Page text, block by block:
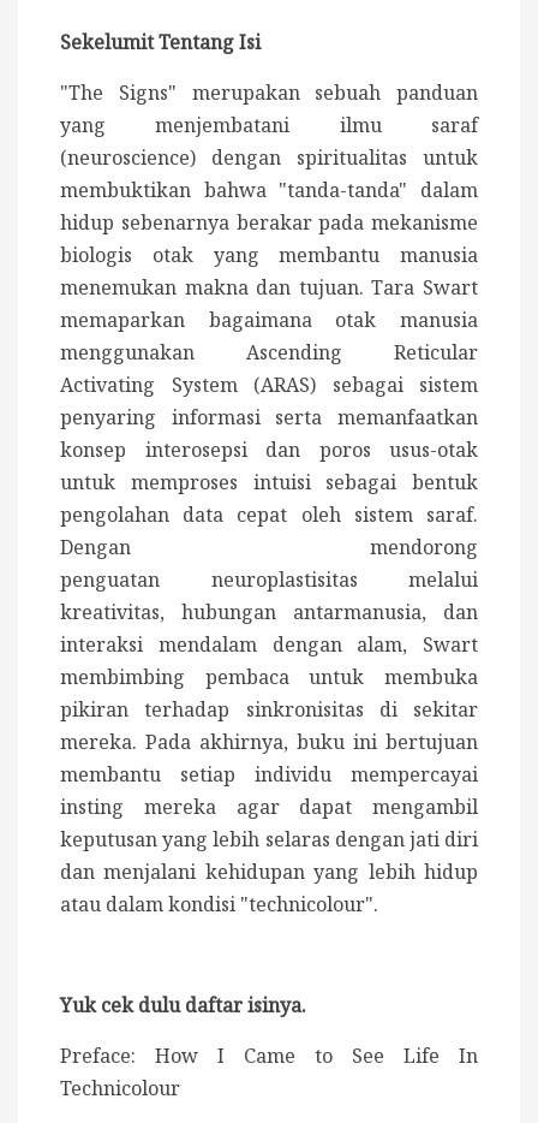
Sekelumit Tentang Isi
"The Signs" merupakan sebuah panduan
yang menjembatani ilmu saraf
(neuroscience) dengan spiritualitas untuk
membuktikan bahwa "tanda-tanda" dalam
hidup sebenarnya berakar pada mekanisme
biologis otak yang membantu manusia
menemukan makna dan tujuan. Tara Swart
memaparkan bagaimana otak manusia
menggunakan Ascending Reticular
Activating System (ARAS) sebagai sistem
penyaring informasi serta memanfaatkan
konsep interosepsi dan poros usus-otak
untuk memproses intuisi sebagai bentuk
pengolahan data cepat oleh sistem saraf.
Dengan mendorong
penguatan neuroplastisitas melalui
kreativitas, hubungan antarmanusia, dan
interaksi mendalam dengan alam, Swart
membimbing pembaca untuk membuka
pikiran terhadap sinkronisitas di sekitar
mereka. Pada akhirnya, buku ini bertujuan
membantu setiap individu mempercayai
insting mereka agar dapat mengambil
keputusan yang lebih selaras dengan jati diri
dan menjalani kehidupan yang lebih hidup
atau dalam kondisi "technicolour".
Yuk cek dulu daftar isinya.
Preface: How I Came to See Life In
Technicolour